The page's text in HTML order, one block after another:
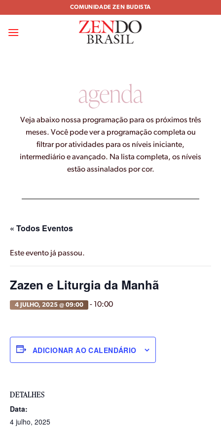
content
COMUNIDADE ZEN BUDISTA
agenda
Veja abaixo nossa programação para os próximos três
meses. Você pode ver a programação completa ou
filtrar por atividades para os níveis iniciante,
intermediário e avançado. Na lista completa, os níveis
estão assinalados por cor.
« Todos Eventos
Este evento já passou.
Zazen e Liturgia da Manhã
4 JULHO, 2025 @ 09:00 - 10:00
ADICIONAR AO CALENDÁRIO
DETALHES
Data:
4 julho, 2025